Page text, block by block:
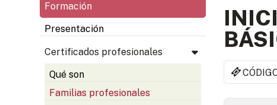
Formación
Presentación
Certificados profesionales
Qué son
Familias profesionales